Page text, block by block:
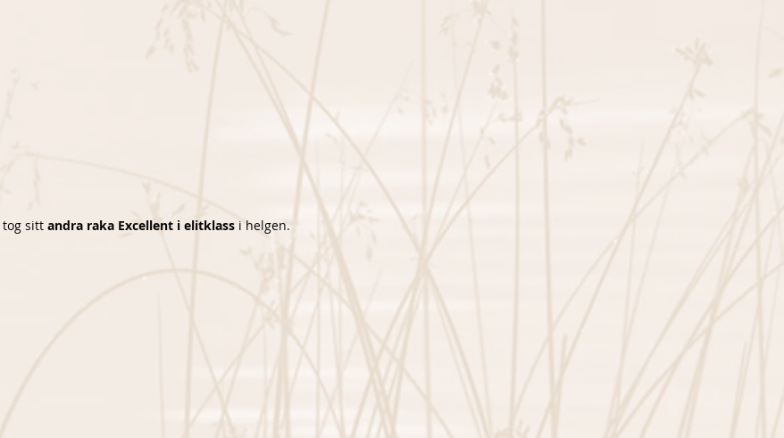
tog sitt andra raka Excellent i elitklass i helgen.